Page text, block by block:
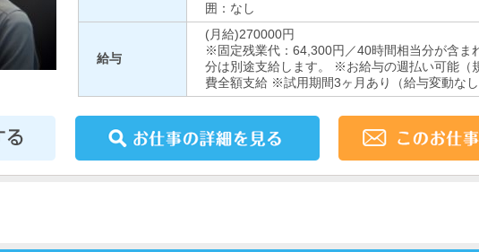
囲：なし
給与
(月給)270000円
※固定残業代：64,300円／40時間相当分が
分は別途支給します。 ※お給与の週払い可能（
費全額支給 ※試用期間3ヶ月あり（給与変動なし